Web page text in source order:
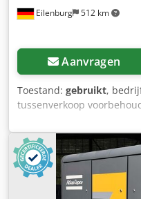
Eilenburg 512 km
Aanvragen
Toestand: gebruikt,
tussenverkoop
PERKINS-motor. Codpjzp
gereviseerd! Levering
meerprijs mogelijk.
voorbehouden. Wij
Financiering/leasing is
Heeft u nog vragen? Wij